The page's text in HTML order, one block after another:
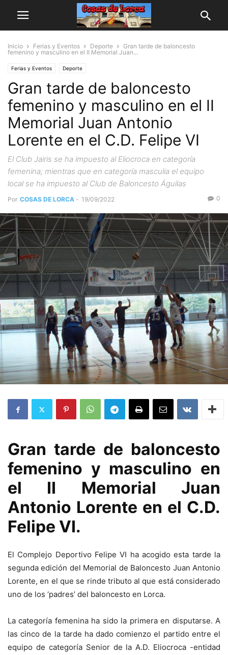
Inicio Ferias y Eventos Deporte
Gran tarde de baloncesto
femenino y masculino en el II Memorial Juan...
Ferias y Eventos Deporte
Gran tarde de baloncesto
femenino y masculino en el II
Memorial Juan Antonio
Lorente en el C.D. Felipe VI
El Club Jairis se ha impuesto al Eliocroca en categoría
femenina; mientras que en categoría masculia el equipo
local se ha impuesto al Club de Baloncesto Águilas
Por COSAS DE LORCA - 19/09/2022 0
Gran tarde de baloncesto
femenino y masculino en
el II Memorial Juan
Antonio Lorente en el C.D.
Felipe VI.
El Complejo Deportivo Felipe VI ha acogido esta tarde la
segunda edición del Memorial de Baloncesto Juan Antonio
Lorente, en el que se rinde tributo al que está considerado
uno de los ‘padres’ del baloncesto en Lorca.
La categoría femenina ha sido la primera en disputarse. A
las cinco de la tarde ha dado comienzo el partido entre el
equipo de categoría Senior de la A.D. Eliocroca -entidad